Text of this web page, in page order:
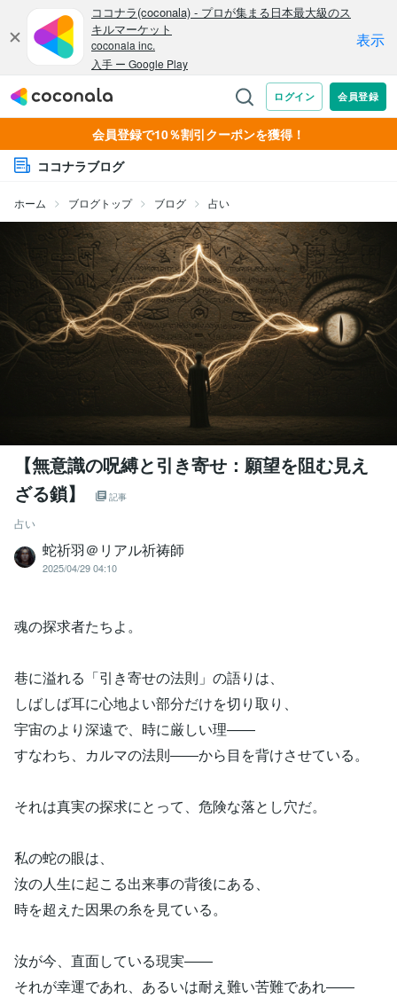
会員登録で10％割引クーポンを獲得！
ココナラブログ
ホーム ブログトップ ブログ 占い
【無意識の呪縛と引き寄せ：願望を阻む見え
ざる鎖】
記事
占い
蛇祈羽＠リアル祈祷師
2025/04/29 04:10
魂の探求者たちよ。
巷に溢れる「引き寄せの法則」の語りは、
しばしば耳に心地よい部分だけを切り取り、
宇宙のより深遠で、時に厳しい理――
すなわち、カルマの法則――から目を背けさせている。
それは真実の探求にとって、危険な落とし穴だ。
私の蛇の眼は、
汝の人生に起こる出来事の背後にある、
時を超えた因果の糸を見ている。
汝が今、直面している現実――
それが幸運であれ、あるいは耐え難い苦難であれ――